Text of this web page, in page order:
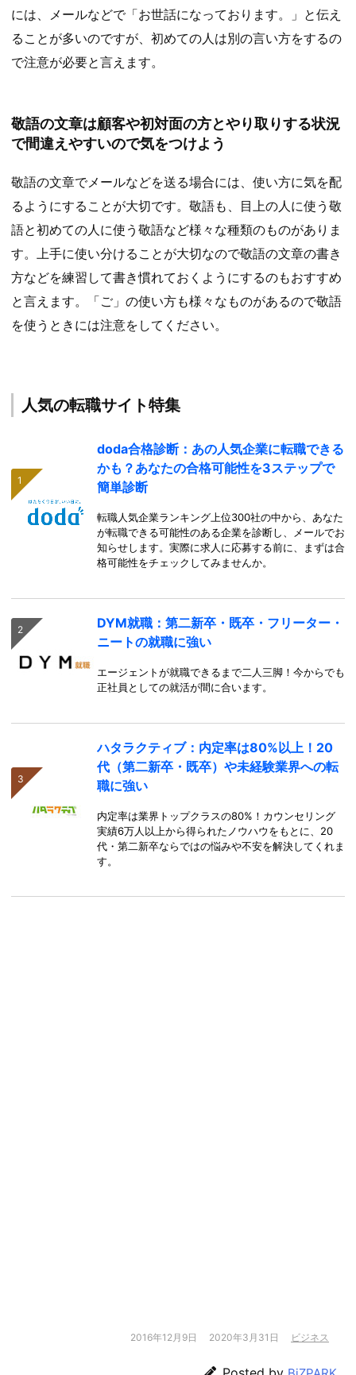
には、メールなどで「お世話になっております。」と伝え
ることが多いのですが、初めての人は別の言い方をするの
で注意が必要と言えます。
敬語の文章は顧客や初対面の方とやり取りする状況
で間違えやすいので気をつけよう
敬語の文章でメールなどを送る場合には、使い方に気を配
るようにすることが大切です。敬語も、目上の人に使う敬
語と初めての人に使う敬語など様々な種類のものがありま
す。上手に使い分けることが大切なので敬語の文章の書き
方などを練習して書き慣れておくようにするのもおすすめ
と言えます。「ご」の使い方も様々なものがあるので敬語
を使うときには注意をしてください。
人気の転職サイト特集
doda合格診断：あの人気企業に転職できる
かも？あなたの合格可能性を3ステップで
簡単診断
転職人気企業ランキング上位300社の中から、あなた
が転職できる可能性のある企業を診断し、メールでお
知らせします。実際に求人に応募する前に、まずは合
格可能性をチェックしてみませんか。
DYM就職：第二新卒・既卒・フリーター・
ニートの就職に強い
エージェントが就職できるまで二人三脚！今からでも
正社員としての就活が間に合います。
ハタラクティブ：内定率は80%以上！20
代（第二新卒・既卒）や未経験業界への転
職に強い
内定率は業界トップクラスの80%！カウンセリング
実績6万人以上から得られたノウハウをもとに、20
代・第二新卒ならではの悩みや不安を解決してくれま
す。
2016年12月9日 2020年3月31日 ビジネス